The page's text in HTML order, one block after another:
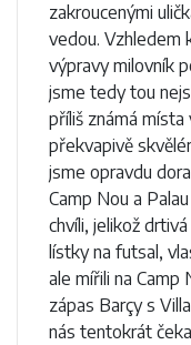
zakroucenými
vedou. Vzhledem
výpravy milovník
jsme tedy tou
příliš známá místa
překvapivě
jsme opravdu
Camp Nou a
chvíli, jelikož
lístky na futsal,
ale mířili na Camp
zápas Barçy s
nás tentokrát